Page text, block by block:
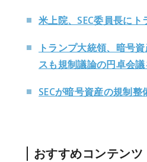
米上院、SEC委員長に
トランプ大統領、暗号
スも規制議論の円卓会
SECが暗号資産の規制
おすすめコンテンツ